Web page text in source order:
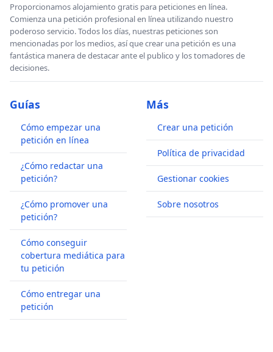
Proporcionamos alojamiento gratis para peticiones en línea.
Comienza una petición profesional en línea utilizando nuestro
poderoso servicio. Todos los días, nuestras peticiones son
mencionadas por los medios, así que crear una petición es una
fantástica manera de destacar ante el publico y los tomadores de
decisiones.
Guías
Cómo empezar una
petición en línea
¿Cómo redactar una
petición?
¿Cómo promover una
petición?
Cómo conseguir
cobertura mediática para
tu petición
Cómo entregar una
petición
Más
Crear una petición
Política de privacidad
Gestionar cookies
Sobre nosotros